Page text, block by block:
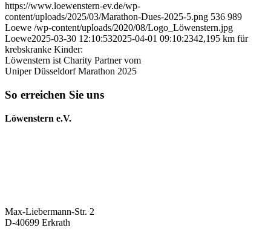
https://www.loewenstern-ev.de/wp-
content/uploads/2025/03/Marathon-Dues-2025-5.png 536 989
Loewe /wp-content/uploads/2020/08/Logo_Löwenstern.jpg
Loewe2025-03-30 12:10:532025-04-01 09:10:2342,195 km für
krebskranke Kinder:
Löwenstern ist Charity Partner vom
Uniper Düsseldorf Marathon 2025
So erreichen Sie uns
Löwenstern e.V.
Max-Liebermann-Str. 2
D-40699 Erkrath